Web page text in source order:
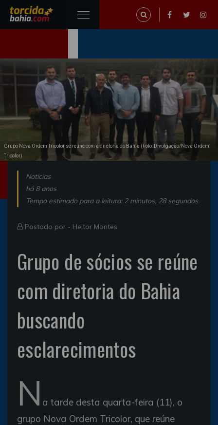
Grupo Nova Ordem Tricolor se reúne com a diretoria do Bahia (Foto: Divulgação/Nova Ordem
Tricolor)
Noticias
há 8 anos
Tempo estimado para a leitura: 2 minutos, 28 segundos.
Postado por - Heitor Montes
Grupo de sócios se reúne
com diretoria do Bahia
buscando
esclarecimentos
N a tarde desta quarta-feira (11), o
grupo Nova Ordem Tricolor, que reúne